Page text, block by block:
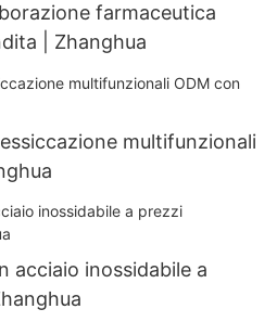
farmaceutica
| Zhanghua
multifunzionali
acciaio inossidabile a